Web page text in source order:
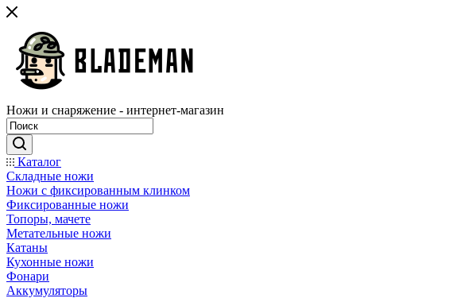
Ножи и снаряжение - интернет-магазин
Каталог
Складные ножи
Ножи с фиксированным клинком
Фиксированные ножи
Топоры, мачете
Метательные ножи
Катаны
Кухонные ножи
Фонари
Аккумуляторы